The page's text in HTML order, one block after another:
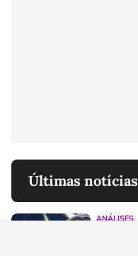
Últimas notícias
ANÁLISES